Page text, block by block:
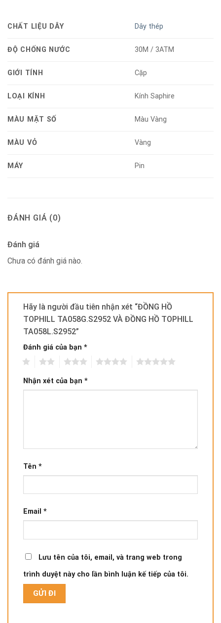
CHẤT LIỆU DÂY Dây thép
ĐỘ CHỐNG NƯỚC 30M / 3ATM
GIỚI TÍNH Cặp
LOẠI KÍNH Kính Saphire
MÀU MẶT SỐ Màu Vàng
MÀU VỎ Vàng
MÁY Pin
ĐÁNH GIÁ (0)
Đánh giá
Chưa có đánh giá nào.
Hãy là người đầu tiên nhận xét “ĐỒNG HỒ
TOPHILL TA058G.S2952 VÀ ĐỒNG HỒ TOPHILL
TA058L.S2952”
Đánh giá của bạn *
Nhận xét của bạn *
Tên *
Email *
Lưu tên của tôi, email, và trang web trong
trình duyệt này cho lần bình luận kế tiếp của tôi.